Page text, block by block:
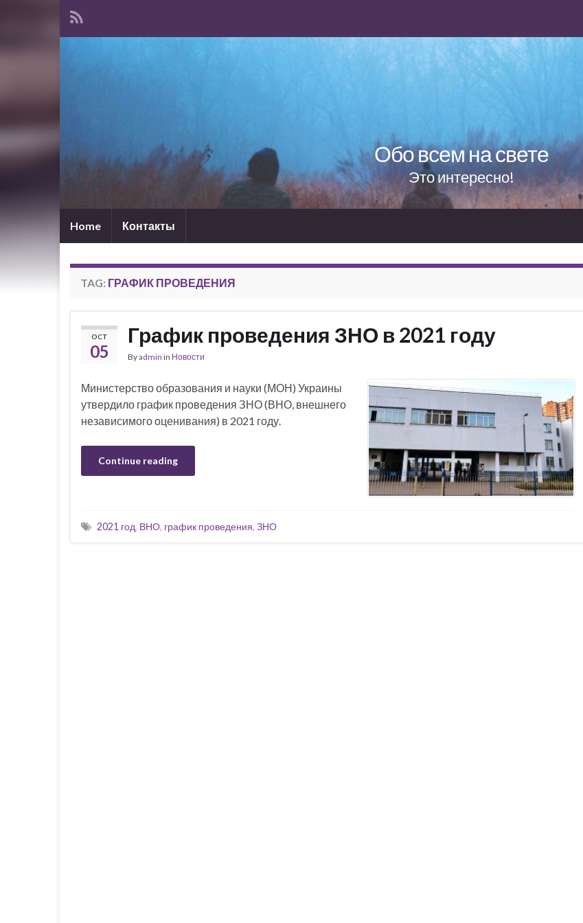
Обо всем на свете
Это интересно!
Home Контакты
TAG: ГРАФИК ПРОВЕДЕНИЯ
OCT
05
График проведения ЗНО в 2021 году
Byadmin in Новости
Министерство образования и науки (МОН) Украины
утвердило график проведения ЗНО (ВНО, внешнего
независимого оценивания) в 2021 году.
Continue reading
2021 год, ВНО, график проведения, ЗНО